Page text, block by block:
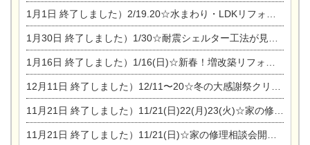
1月1日 終了しました）2/19.20☆水まわり・LDKリフォーム相談会＆エアコン相談会
1月30日 終了しました）1/30☆耐震シェルター工法が見れる完成見学会
1月16日 終了しました）1/16(日)☆新春！増改築リフォーム&家の修理まつり
12月11日 終了しました）12/11〜20☆冬の大感謝祭クリスマス相談会開催
11月21日 終了しました）11/21(日)22(月)23(火)☆家の修理まつり＆増改築リフォーム相談会
11月21日 終了しました）11/21(日)☆家の修理相談会開催 in 扶桑オークビレッジ